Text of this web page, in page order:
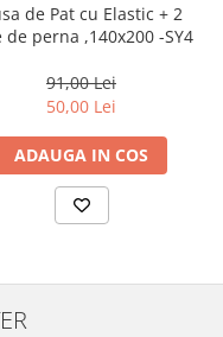
de Pat cu Elastic + 2
Fete de perna ,140x200 -SY4
91,00 Lei
50,00 Lei
ADAUGA IN COS